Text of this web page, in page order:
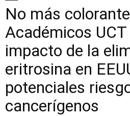
No más
Académicos
impacto de la
eritrosina en
potenciales
cancerígenos